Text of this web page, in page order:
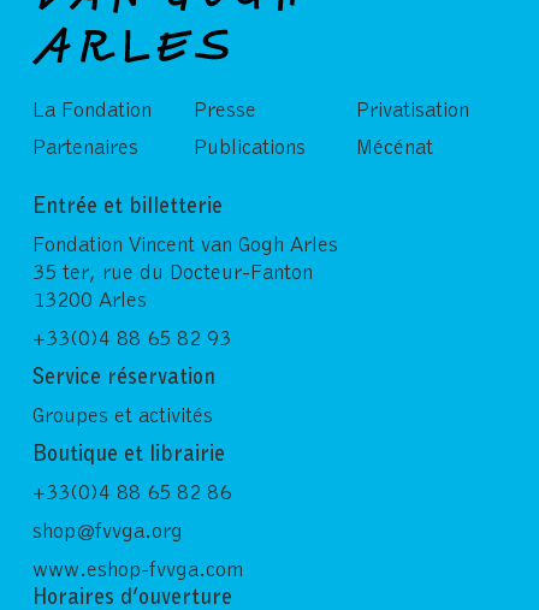
La Fondation
Partenaires
Presse
Publications
Privatisation
Mécénat
Entrée et billetterie
Fondation Vincent van Gogh Arles
35 ter, rue du Docteur-Fanton
13200 Arles
+33(0)4 88 65 82 93
Service réservation
Groupes et activités
Boutique et librairie
+33(0)4 88 65 82 86
shop@fvvga.org
www.eshop-fvvga.com
Horaires d’ouverture